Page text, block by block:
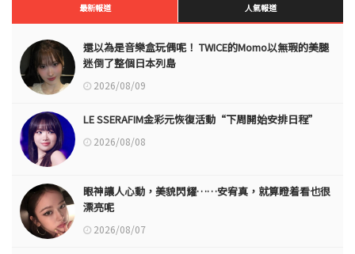
最新報道 人氣報道
還以為是音樂盒玩偶呢！ TWICE的Momo以無瑕的美腿
迷倒了整個日本列島
2026/08/09
LE SSERAFIM金彩元恢復活動“下周開始安排日程”
2026/08/08
眼神讓人心動，美貌閃耀……安宥真，就算瞪着看也很
漂亮呢
2026/08/07